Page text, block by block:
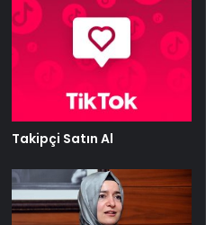
Takipçi Satın Al